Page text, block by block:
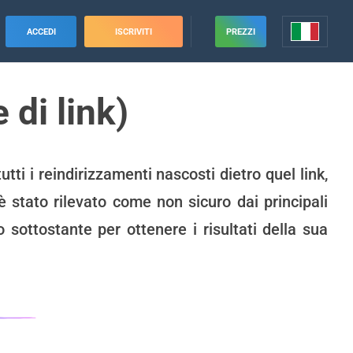
ACCEDI ISCRIVITI PREZZI
di link)
i reindirizzamenti nascosti dietro quel link,
rilevato come non sicuro dai principali
sottostante per ottenere i risultati della sua